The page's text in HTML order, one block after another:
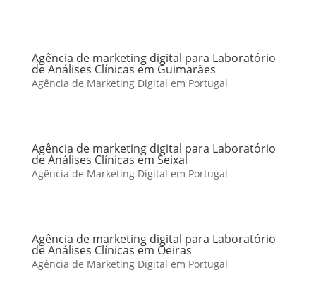
Agência de marketing digital para Laboratório
de Análises Clínicas em Guimarães
Agência de Marketing Digital em Portugal
Agência de marketing digital para Laboratório
de Análises Clínicas em Seixal
Agência de Marketing Digital em Portugal
Agência de marketing digital para Laboratório
de Análises Clínicas em Oeiras
Agência de Marketing Digital em Portugal